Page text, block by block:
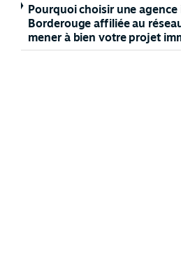
Pourquoi choisir une agence
Borderouge affiliée au
mener à bien votre projet